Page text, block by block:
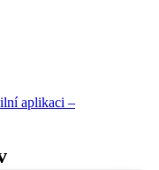
aplikaci –